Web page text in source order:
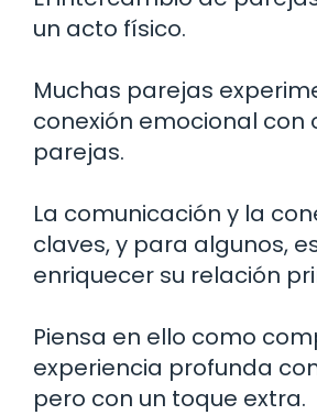
un acto físico.
Muchas parejas
conexión emocional con
parejas.
La comunicación y la
claves, y para algunos,
enriquecer su relación
Piensa en ello como
experiencia profunda
pero con un toque extra.